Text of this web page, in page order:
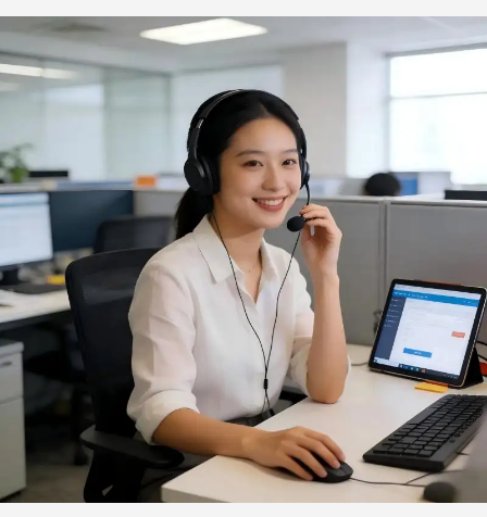
sfilacciato, manzo e pollo,
resistente ed ecologica
agli oli e alle alte
temperature, lavabili in
lavastoviglie, ideali come
regalo